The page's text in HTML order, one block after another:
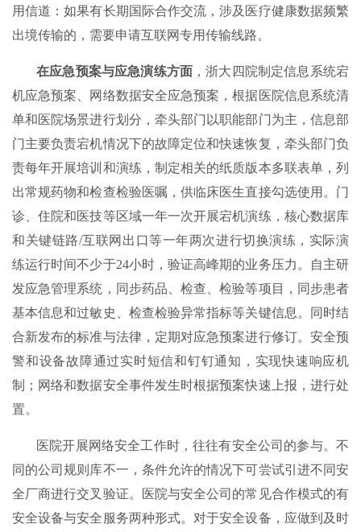
用信道：如果有长期国际合作交流，涉及医疗健康数据频繁
出境传输的，需要申请互联网专用传输线路。
在应急预案与应急演练方面 ，浙大四院制定信息系统宕
机应急预案、网络数据安全应急预案，根据医院信息系统清
单和医院场景进行划分，牵头部门以职能部门为主，信息部
门主要负责宕机情况下的故障定位和快速恢复，牵头部门负
责每年开展培训和演练，制定相关的纸质版本多联表单，列
出常规药物和检查检验医嘱，供临床医生直接勾选使用。门
诊、住院和医技等区域一年一次开展宕机演练，核心数据库
和关键链路/互联网出口等一年两次进行切换演练，实际演
练运行时间不少于24小时，验证高峰期的业务压力。自主研
发应急管理系统，同步药品、检查、检验等项目，同步患者
基本信息和过敏史、检查检验异常指标等关键信息。同时结
合新发布的标准与法律，定期对应急预案进行修订。安全预
警和设备故障通过实时短信和钉钉通知，实现快速响应机
制；网络和数据安全事件发生时根据预案快速上报，进行处
置。
医院开展网络安全工作时，往往有安全公司的参与。不
同的公司规则库不一，条件允许的情况下可尝试引进不同安
全厂商进行交叉验证。医院与安全公司的常见合作模式的有
安全设备与安全服务两种形式。对于安全设备，应做到及时